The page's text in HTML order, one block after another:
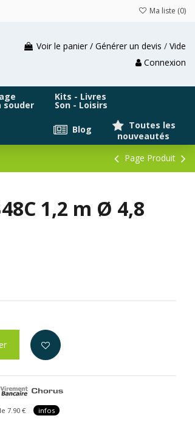
Ma liste (0)
Voir le panier / Générer un devis / Vide
Connexion
souder
Kits - Livres
Son - Loisirs
Toutes les
nouveautés
Blog
Page Produit
1,2 m Ø 4,8
7.90 € infos